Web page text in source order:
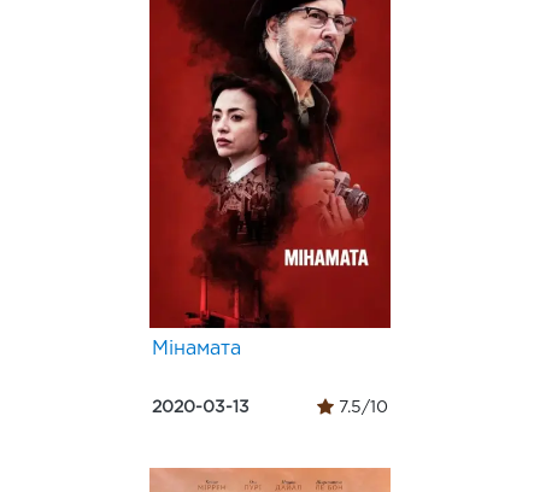
Мінамата
2020-03-13 7.5/10